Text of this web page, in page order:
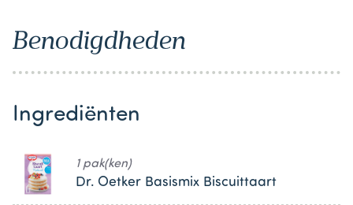
Benodigdheden
Ingrediënten
1 pak(ken)
Dr. Oetker Basismix Biscuittaart